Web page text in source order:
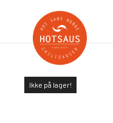
Ikke på lager!